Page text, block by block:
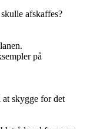
afskaffes?
på
skygge for det